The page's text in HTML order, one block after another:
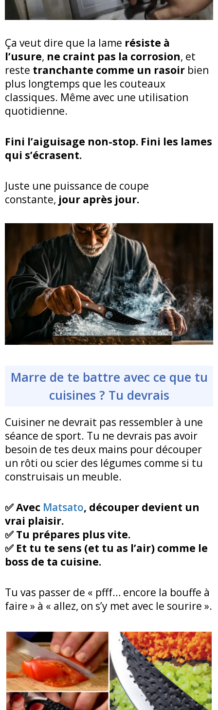
Ça veut dire que la lame résiste à
l’usure, ne craint pas la corrosion, et
reste tranchante comme un rasoir bien
plus longtemps que les couteaux
classiques. Même avec une utilisation
quotidienne.
Fini l’aiguisage non-stop. Fini les lames
qui s’écrasent.
Juste une puissance de coupe
constante, jour après jour.
Marre de te battre avec ce que tu
cuisines ? Tu devrais
Cuisiner ne devrait pas ressembler à une
séance de sport. Tu ne devrais pas avoir
besoin de tes deux mains pour découper
un rôti ou scier des légumes comme si tu
construisais un meuble.
✅ Avec Matsato, découper devient un
vrai plaisir.
✅ Tu prépares plus vite.
✅ Et tu te sens (et tu as l’air) comme le
boss de ta cuisine.
Tu vas passer de « pfff… encore la bouffe à
faire » à « allez, on s’y met avec le sourire ».